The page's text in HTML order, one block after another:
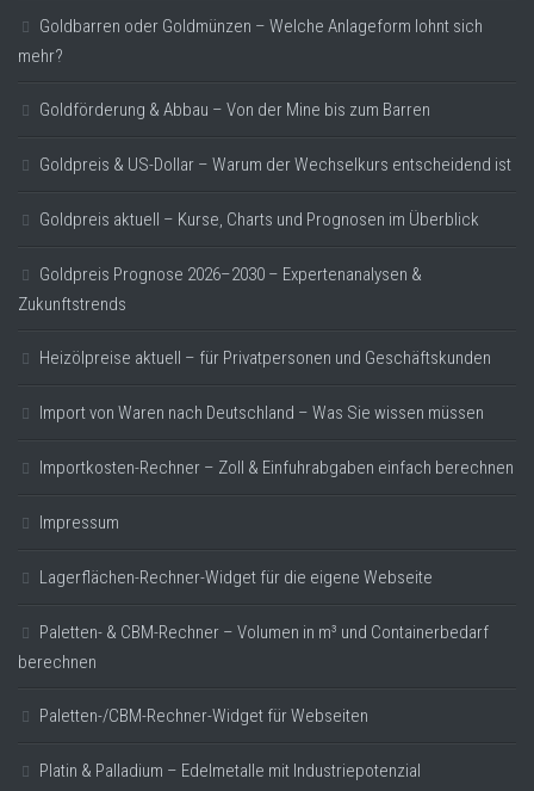
Goldbarren oder Goldmünzen – Welche Anlageform lohnt sich
mehr?
Goldförderung & Abbau – Von der Mine bis zum Barren
Goldpreis & US-Dollar – Warum der Wechselkurs entscheidend ist
Goldpreis aktuell – Kurse, Charts und Prognosen im Überblick
Goldpreis Prognose 2026–2030 – Expertenanalysen &
Zukunftstrends
Heizölpreise aktuell – für Privatpersonen und Geschäftskunden
Import von Waren nach Deutschland – Was Sie wissen müssen
Importkosten-Rechner – Zoll & Einfuhrabgaben einfach berechnen
Impressum
Lagerflächen-Rechner-Widget für die eigene Webseite
Paletten- & CBM-Rechner – Volumen in m³ und Containerbedarf
berechnen
Paletten-/CBM-Rechner-Widget für Webseiten
Platin & Palladium – Edelmetalle mit Industriepotenzial